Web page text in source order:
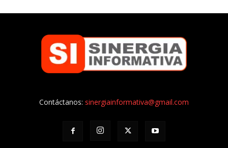
Contáctanos: sinergiainformativa@gmail.com